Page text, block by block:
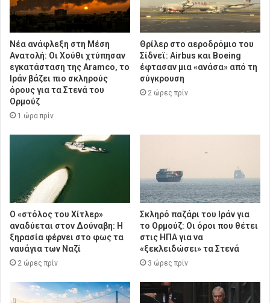
Νέα ανάφλεξη στη Μέση
Ανατολή: Οι Χούθι χτύπησαν
εγκατάσταση της Aramco, το
Ιράν βάζει πιο σκληρούς
όρους για τα Στενά του
Ορμούζ
1 ώρα πρίν
Θρίλερ στο αεροδρόμιο του
Σίδνεϊ: Airbus και Boeing
έφτασαν μια «ανάσα» από τη
σύγκρουση
2 ώρες πρίν
Ο «στόλος του Χίτλερ»
αναδύεται στον Δούναβη: Η
ξηρασία φέρνει στο φως τα
ναυάγια των Ναζί
2 ώρες πρίν
Σκληρό παζάρι του Ιράν για
το Ορμούζ: Οι όροι που θέτει
στις ΗΠΑ για να
«ξεκλειδώσει» τα Στενά
3 ώρες πρίν